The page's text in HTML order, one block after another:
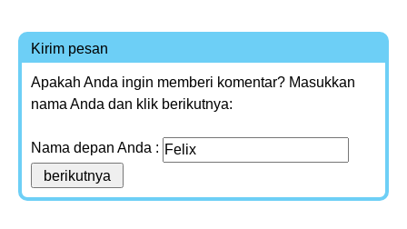
Kirim pesan
Apakah Anda ingin memberi komentar? Masukkan
nama Anda dan klik berikutnya:
Nama depan Anda :